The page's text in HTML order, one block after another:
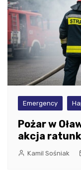
Emergency
Pożar w
akcja
Kamil Sośniak